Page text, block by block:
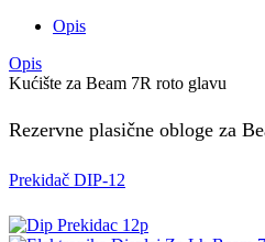
Opis
Opis
Kućište za Beam 7R roto glavu
Rezervne plasične obloge za
Prekidač DIP-12